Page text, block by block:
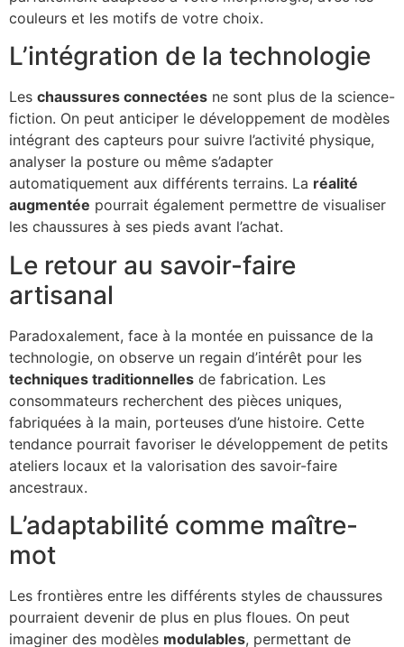
couleurs et les motifs de votre choix.
L’intégration de la technologie
Les chaussures connectées ne sont plus de la science-
fiction. On peut anticiper le développement de modèles
intégrant des capteurs pour suivre l’activité physique,
analyser la posture ou même s’adapter
automatiquement aux différents terrains. La réalité
augmentée pourrait également permettre de visualiser
les chaussures à ses pieds avant l’achat.
Le retour au savoir-faire
artisanal
Paradoxalement, face à la montée en puissance de la
technologie, on observe un regain d’intérêt pour les
techniques traditionnelles de fabrication. Les
consommateurs recherchent des pièces uniques,
fabriquées à la main, porteuses d’une histoire. Cette
tendance pourrait favoriser le développement de petits
ateliers locaux et la valorisation des savoir-faire
ancestraux.
L’adaptabilité comme maître-
mot
Les frontières entre les différents styles de chaussures
pourraient devenir de plus en plus floues. On peut
imaginer des modèles modulables, permettant de